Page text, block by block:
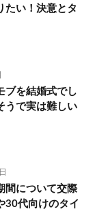
たい！決意とタ
ブを結婚式でし
うで実は難しい
間について交際
30代向けのタイ